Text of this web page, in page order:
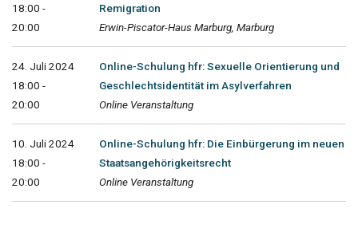
18:00 -
20:00
Remigration
Erwin-Piscator-Haus Marburg, Marburg
24. Juli 2024
18:00 -
20:00
Online-Schulung hfr: Sexuelle Orientierung und
Geschlechtsidentität im Asylverfahren
Online Veranstaltung
10. Juli 2024
18:00 -
20:00
Online-Schulung hfr: Die Einbürgerung im neuen
Staatsangehörigkeitsrecht
Online Veranstaltung